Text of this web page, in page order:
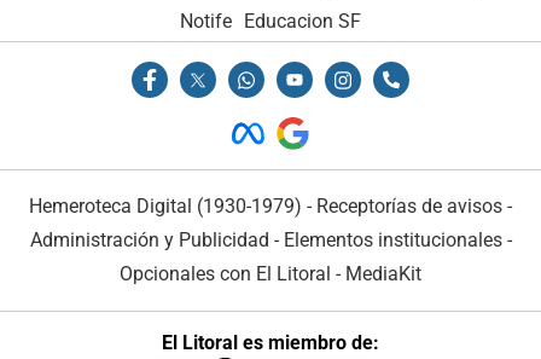
Notife Educacion SF
Hemeroteca Digital (1930-1979) - Receptorías de avisos -
Administración y Publicidad - Elementos institucionales-
Opcionales con El Litoral - MediaKit
El Litoral es miembro de: